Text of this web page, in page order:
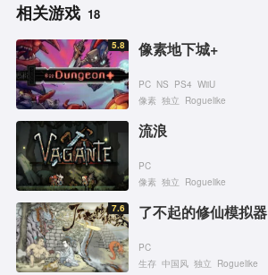
相关游戏 18
5.8 像素地下城+
PC NS PS4 WiiU
像素 独立 Roguelike
流浪
PC
像素 独立 Roguelike
7.6 了不起的修仙模拟器
PC
生存 中国风 独立 Roguelike